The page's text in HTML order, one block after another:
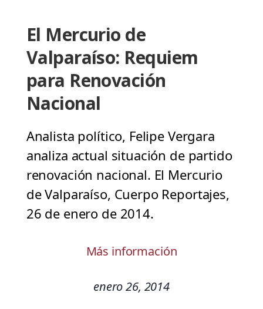
El Mercurio de
Valparaíso: Requiem
para Renovación
Nacional
Analista político, Felipe Vergara
analiza actual situación de partido
renovación nacional. El Mercurio
de Valparaíso, Cuerpo Reportajes,
26 de enero de 2014.
Más información
enero 26, 2014